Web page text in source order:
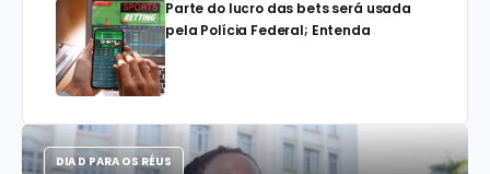
Parte do lucro das bets será usada
pela Polícia Federal; Entenda
DIA D PARA OS RÉUS